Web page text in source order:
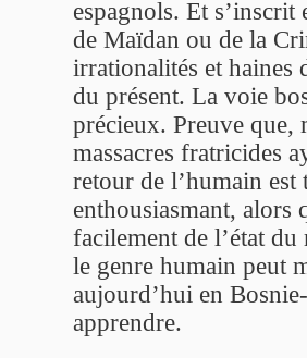
espagnols. Et
de Maïdan ou de la
irrationalités et haines
du présent. La voie
précieux. Preuve que,
massacres fratricides
retour de l’humain
enthousiasmant, alors
facilement de l’état
le genre humain peut
aujourd’hui en
apprendre.